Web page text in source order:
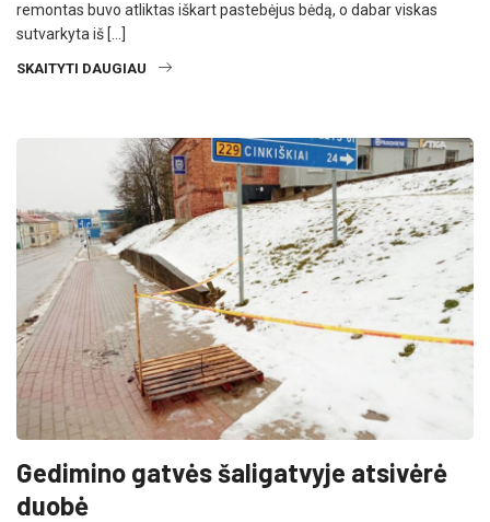
remontas buvo atliktas iškart pastebėjus bėdą, o dabar viskas
sutvarkyta iš […]
SKAITYTI DAUGIAU
Gedimino gatvės šaligatvyje atsivėrė
duobė